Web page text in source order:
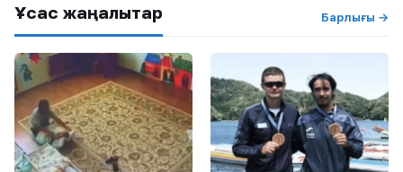
Ұқсас жаңалықтар Барлығы →